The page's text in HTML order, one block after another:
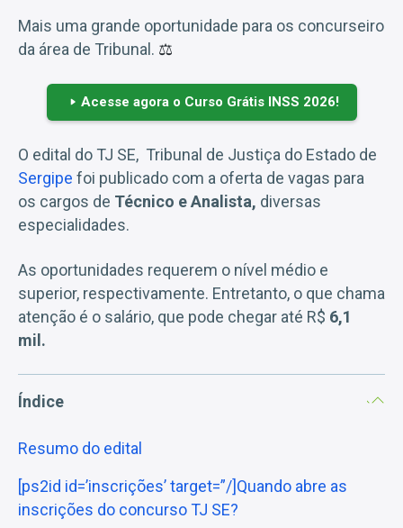
Mais uma grande oportunidade para os concurseiro
da área de Tribunal. ⚖️
Acesse agora o Curso Grátis INSS 2026!
O edital do TJ SE, Tribunal de Justiça do Estado de
Sergipe foi publicado com a oferta de vagas para
os cargos de Técnico e Analista, diversas
especialidades.
As oportunidades requerem o nível médio e
superior, respectivamente. Entretanto, o que chama
atenção é o salário, que pode chegar até R$ 6,1
mil.
Índice
Resumo do edital
[ps2id id=’inscrições’ target=”/]Quando abre as
inscrições do concurso TJ SE?